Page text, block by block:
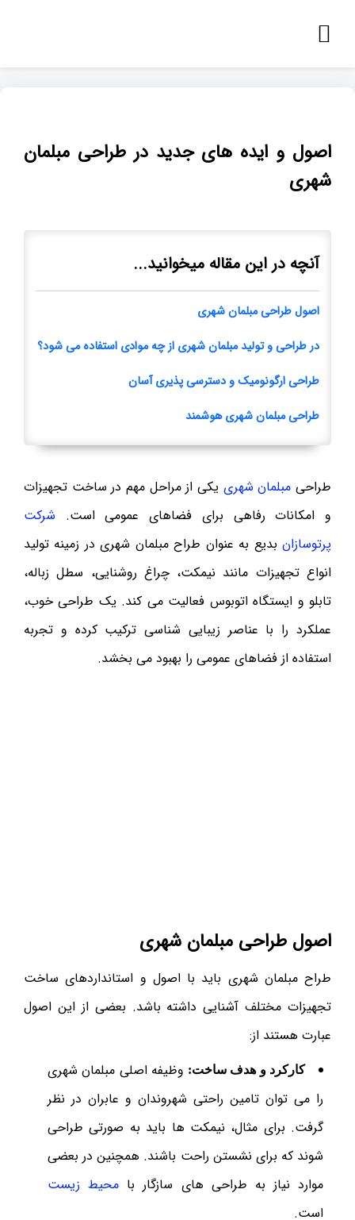
اصول و ایده های جدید در طراحی مبلمان
شهری
آنچه در این مقاله میخوانید...
اصول طراحی مبلمان شهری
در طراحی و تولید مبلمان شهری از چه موادی استفاده می شود؟
طراحی ارگونومیک و دسترسی پذیری آسان
طراحی مبلمان شهری هوشمند
طراحی مبلمان شهری یکی از مراحل مهم در ساخت تجهیزات
و امکانات رفاهی برای فضاهای عمومی است. شرکت
پرتوسازان بدیع به عنوان طراح مبلمان شهری در زمینه تولید
انواع تجهیزات مانند نیمکت، چراغ روشنایی، سطل زباله،
تابلو و ایستگاه اتوبوس فعالیت می کند. یک طراحی خوب،
عملکرد را با عناصر زیبایی شناسی ترکیب کرده و تجربه
استفاده از فضاهای عمومی را بهبود می بخشد.
اصول طراحی مبلمان شهری
طراح مبلمان شهری باید با اصول و استانداردهای ساخت
تجهیزات مختلف آشنایی داشته باشد. بعضی از این اصول
عبارت هستند از:
کارکرد و هدف ساخت: وظیفه اصلی مبلمان شهری
را می توان تامین راحتی شهروندان و عابران در نظر
گرفت. برای مثال، نیمکت ها باید به صورتی طراحی
شوند که برای نشستن راحت باشند. همچنین در بعضی
موارد نیاز به طراحی های سازگار با محیط زیست
است.